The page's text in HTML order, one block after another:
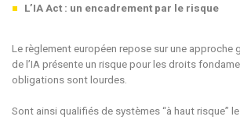
L’IA Act : un encadrement par le risque
Le règlement européen repose sur une approche
de l’IA présente un risque pour les droits
obligations sont lourdes.
Sont ainsi qualifiés de systèmes “à haut risque”